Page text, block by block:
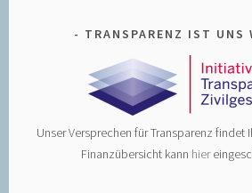
TRANSPARENZ IST UNS
Unser Versprechen für Transparenz findet
Finanzübersicht kann hier